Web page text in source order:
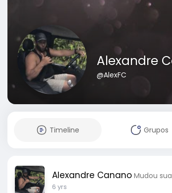
Alexandre
@AlexFC
Timeline Grupos
Alexandre Canano Mudou
6 yrs